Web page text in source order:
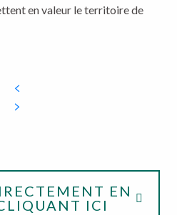
en valeur le territoire de
EN
ICI